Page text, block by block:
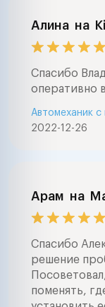
Алина на
Спасибо
оперативно
2022-12-26
Автомеханик с
Арам на
Спасибо
решение
поменять,